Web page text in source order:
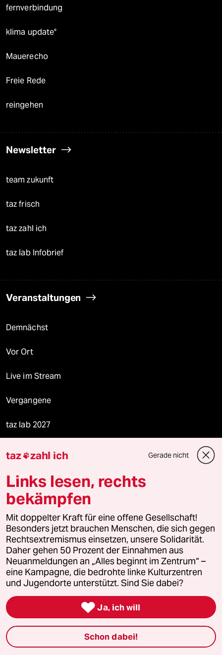
fernverbindung
klima update°
Mauerecho
Freie Rede
reingehen
Newsletter
team zukunft
taz frisch
taz zahl ich
taz lab Infobrief
Veranstaltungen
Demnächst
Vor Ort
Live im Stream
Vergangene
taz lab 2027
taz Blogs
taz FUTURZWEI
Le Monde diplomatique
taz Archiv
Mehr taz Angebote
Reisen
taz zahl ich Gerade nicht
Links lesen, rechts
bekämpfen
Mit doppelter Kraft für eine offene Gesellschaft!
Besonders jetzt brauchen Menschen, die sich gegen
Rechtsextremismus einsetzen, unsere Solidarität.
Daher gehen 50 Prozent der Einnahmen aus
Neuanmeldungen an „Alles beginnt im Zentrum“ –
eine Kampagne, die bedrohte linke Kulturzentren
und Jugendorte unterstützt. Sind Sie dabei?
 Ja, ich will
Schon dabei!